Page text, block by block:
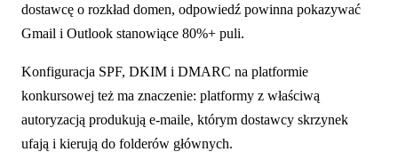
dostawcę o rozkład domen, odpowiedź powinna pokazywać
Gmail i Outlook stanowiące 80%+ puli.
Konfiguracja SPF, DKIM i DMARC na platformie
konkursowej też ma znaczenie: platformy z właściwą
autoryzacją produkują e-maile, którym dostawcy skrzynek
ufają i kierują do folderów głównych.